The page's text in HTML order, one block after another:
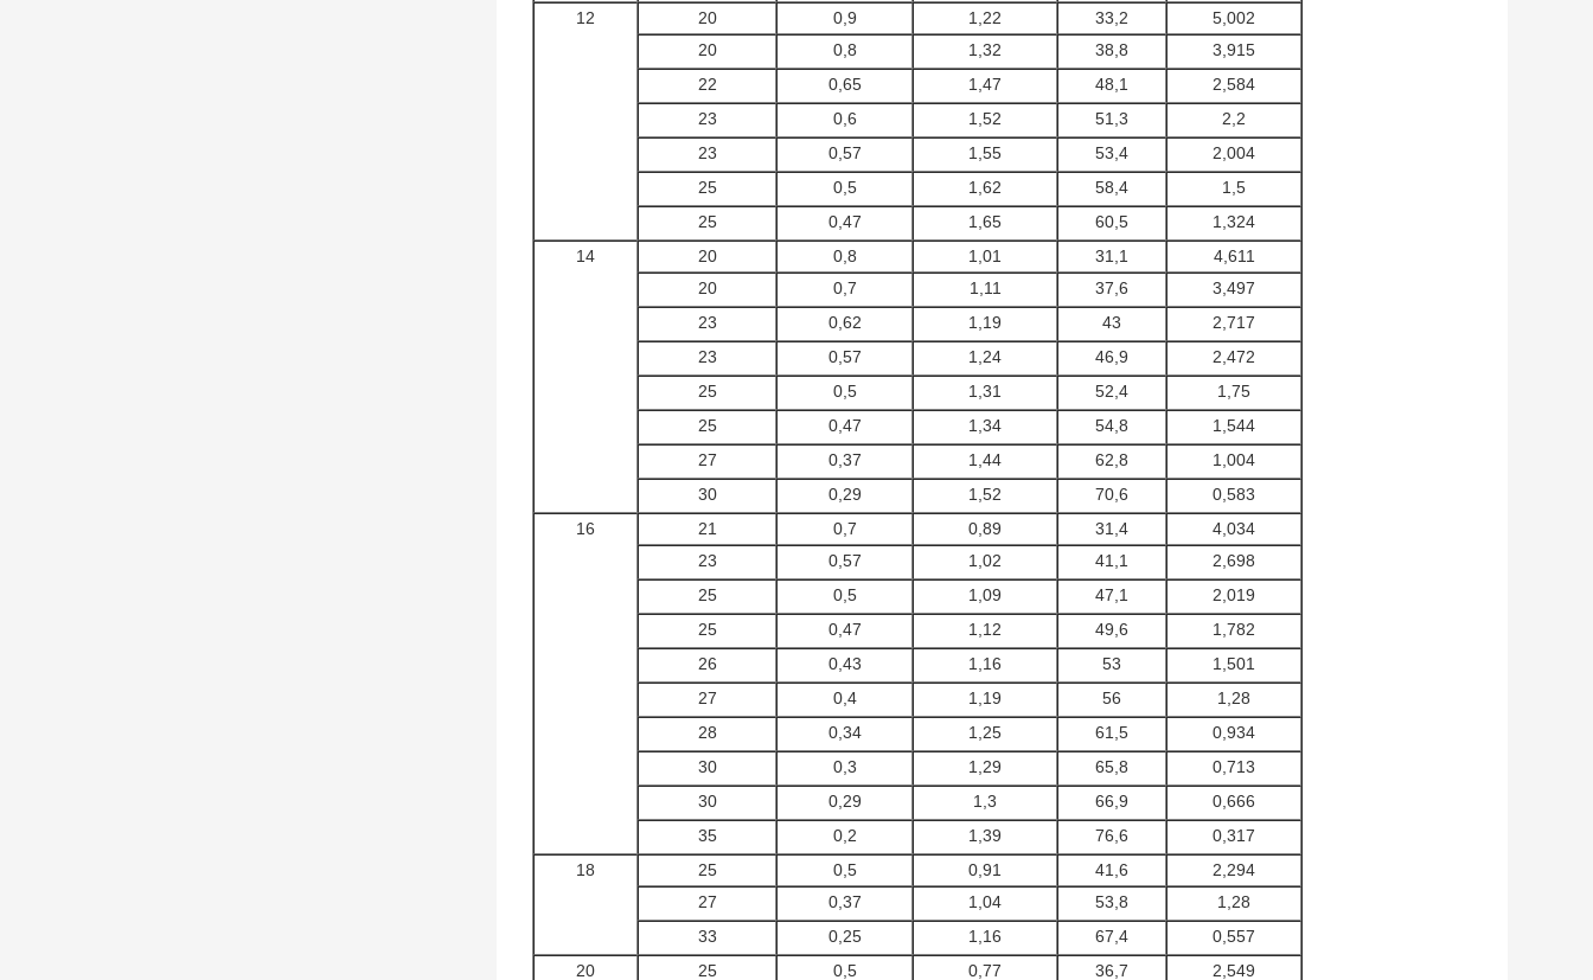
12
20 0,9 1,22 33,2
5,002
20
0,8 1,32 38,8
3,915
22
0,65 1,47 48,1
2,584
23
0,6 1,52 51,3
2,2
23
0,57 1,55 53,4
2,004
25
0,5 1,62 58,4
1,5
25
0,47 1,65 60,5
1,324
14
20 0,8 1,01 31,1
4,611
20
0,7 1,11 37,6
3,497
23
0,62 1,19 43
2,717
23
0,57 1,24 46,9
2,472
25
0,5 1,31 52,4
1,75
25
0,47 1,34 54,8
1,544
27
0,37 1,44 62,8
1,004
30
0,29 1,52 70,6
0,583
16
21 0,7 0,89 31,4
4,034
23
0,57 1,02 41,1
2,698
25
0,5 1,09 47,1
2,019
25
0,47 1,12 49,6
1,782
26
0,43 1,16 53
1,501
27
0,4 1,19 56
1,28
28
0,34 1,25 61,5
0,934
30
0,3 1,29 65,8
0,713
30
0,29 1,3 66,9
0,666
35
0,2 1,39 76,6
0,317
18
25 0,5 0,91 41,6
2,294
27
0,37 1,04 53,8
1,28
33
0,25 1,16 67,4
0,557
20
25 0,5 0,77 36,7 2,549